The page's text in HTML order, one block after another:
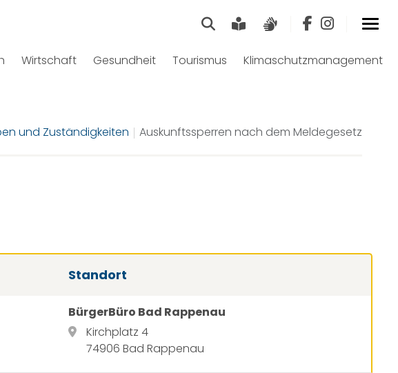
SucheLeichte Sprache
Wirtschaft Gesundheit Tourismus Klimaschutzmanagement
und Zuständigkeiten Auskunftssperren nach dem Meldegesetz
Standort
BürgerBüro Bad Rappenau
Kirchplatz 4
74906 Bad Rappenau